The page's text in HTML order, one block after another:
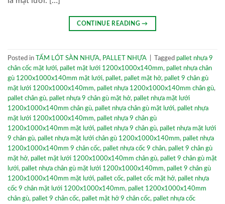
CONTINUE READING→
Posted in TẤM LÓT SÀN NHỰA, PALLET NHỰA Tagged pallet nhựa 9
chân cốc mặt lưới, pallet mặt lưới 1200x1000x140mm, pallet nhựa chân
gù 1200x1000x140mm mặt lưới, pallet, pallet mặt hở, pallet 9 chân gù
mặt lưới 1200x1000x140mm, pallet nhựa 1200x1000x140mm chân gù,
pallet chân gù, pallet nhựa 9 chân gù mặt hở, pallet nhựa mặt lưới
1200x1000x140mm chân gù, pallet nhựa chân gù mặt lưới, pallet nhựa
mặt lưới 1200x1000x140mm, pallet nhựa 9 chân gù
1200x1000x140mm mặt lưới, pallet nhựa 9 chân gù, pallet nhựa mặt lưới
9 chân gù, pallet nhựa mặt lưới chân gù 1200x1000x140mm, pallet nhựa
1200x1000x140mm 9 chân cốc, pallet nhựa cốc 9 chân, pallet 9 chân gù
mặt hở, pallet mặt lưới 1200x1000x140mm chân gù, pallet 9 chân gù mặt
lưới, pallet nhựa chân gù mặt lưới 1200x1000x140mm, pallet 9 chân gù
1200x1000x140mm mặt lưới, pallet cốc, pallet cốc mặt hở, pallet nhựa
cốc 9 chân mặt lưới 1200x1000x140mm, pallet 1200x1000x140mm
chân gù, pallet 9 chân cốc, pallet mặt hở 9 chân cốc, pallet nhựa cốc